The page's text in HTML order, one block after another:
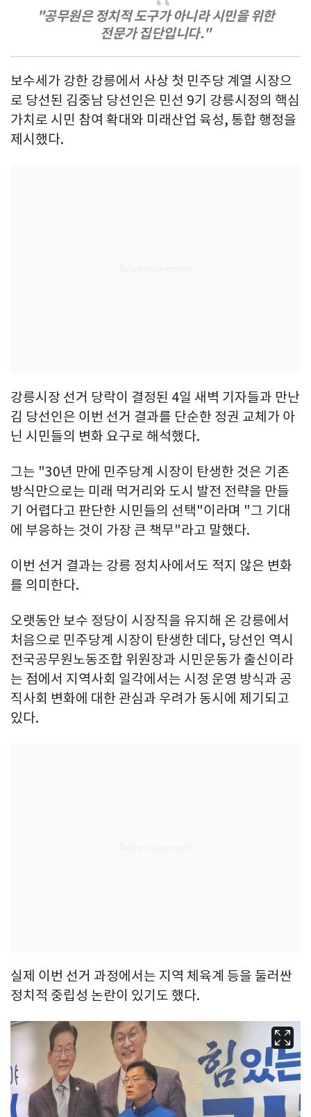
"공무원은 정치적 도구가 아니라 시민을 위한
전문가 집단입니다."
보수세가 강한 강릉에서 사상 첫 민주당 계열 시장으
로 당선된 김중남 당선인은 민선 9기 강릉시정의 핵심
가치로 시민 참여 확대와 미래산업 육성, 통합 행정을
제시했다.
강릉시장 선거 당락이 결정된 4일 새벽 기자들과 만난
김 당선인은 이번 선거 결과를 단순한 정권 교체가 아
닌 시민들의 변화 요구로 해석했다.
그는 "30년 만에 민주당계 시장이 탄생한 것은 기존
방식만으로는 미래 먹거리와 도시 발전 전략을 만들
기 어렵다고 판단한 시민들의 선택"이라며 "그 기대
에 부응하는 것이 가장 큰 책무"라고 말했다.
이번 선거 결과는 강릉 정치사에서도 적지 않은 변화
를 의미한다.
오랫동안 보수 정당이 시장직을 유지해 온 강릉에서
처음으로 민주당계 시장이 탄생한 데다, 당선인 역시
전국공무원노동조합 위원장과 시민운동가 출신이라
는 점에서 지역사회 일각에서는 시정 운영 방식과 공
직사회 변화에 대한 관심과 우려가 동시에 제기되고
있다.
실제 이번 선거 과정에서는 지역 체육계 등을 둘러싼
정치적 중립성 논란이 있기도 했다.